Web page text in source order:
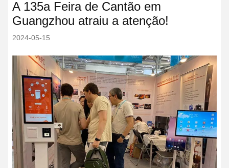
A 135a Feira de Cantão em
Guangzhou atraiu a atenção!
2024-05-15